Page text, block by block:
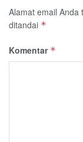
Alamat email Anda
ditandai *
Komentar *